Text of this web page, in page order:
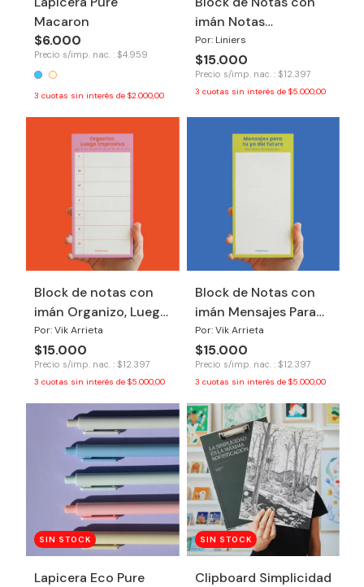
Macaron
$6.000
Precio s/imp. nac. : $4.959
3 cuotas sin interés de $2.000,00
imán Notas
Macanudas
Por: Liniers
$15.000
Precio s/imp. nac. : $12.397
3 cuotas sin interés de $5.000,00
Block de notas con
imán Organizo, Luego
Improviso
Por: Vik Arrieta
$15.000
Precio s/imp. nac. : $12.397
3 cuotas sin interés de $5.000,00
Block de Notas con
imán Mensajes Para
Tu Yo del Futuro
Por: Vik Arrieta
$15.000
Precio s/imp. nac. : $12.397
3 cuotas sin interés de $5.000,00
SIN STOCK
Lapicera Eco Pure
SIN STOCK
Clipboard Simplicidad